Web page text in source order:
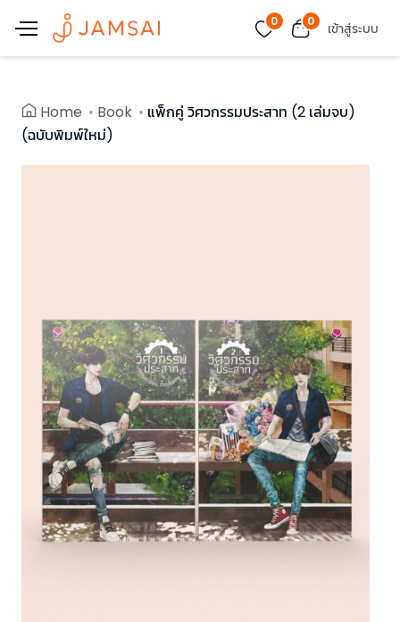
0 0 เข้าสู่ระบบ
Home Book
แพ็กคู่ วิศวกรรมประสาท (2 เล่มจบ)
(ฉบับพิมพ์ใหม่)